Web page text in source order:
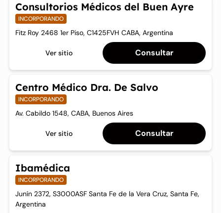
2021) o que tengan insuficiencia hepática de clase B o C de
Child-Pugh no son elegibles.
Las participantes mujeres no deben tener potencial
Consultorios Médicos del Buen Ayre
INCORPORANDO
Fitz Roy 2468 1er Piso, C1425FVH CABA, Argentina
Ver sitio Consultar
Centro Médico Dra. De Salvo
INCORPORANDO
Av. Cabildo 1548, CABA, Buenos Aires
Ver sitio Consultar
Ibamédica
INCORPORANDO
Junín 2372, S3000ASF Santa Fe de la Vera Cruz, Santa Fe,
Argentina